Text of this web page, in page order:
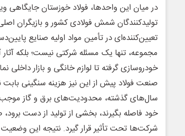
در میان این واحدها، فولاد خوزستان جایگاهی
تولیدکنندگان شمش فولادی کشور و بازیگران
تعیین‌کننده‌ای در تأمین مواد اولیه صنایع
مجموعه، تنها یک مسئله شرکتی نیست؛ بلکه آثار
خودروسازی گرفته تا لوازم خانگی و بازار داخلی
صنعت فولاد پیش از این نیز هزینه سنگینی
سال‌های گذشته، محدودیت‌های برق و گاز
خود فاصله بگیرند، بخشی از تولید از دست
شرکت‌ها تحت تأثیر قرار گیرد. نتیجه این وضعیت